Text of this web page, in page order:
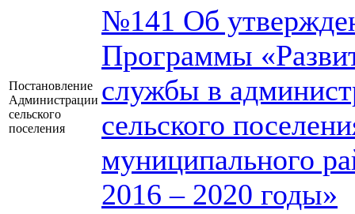
Постановление
Администрации
сельского
поселения
№141 Об
Программы
службы в
сельского
муниципального
2016 – 2020 годы»